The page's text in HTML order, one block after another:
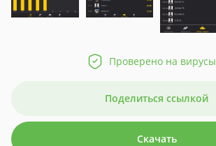
Проверено на вирусы
Поделиться ссылкой
Скачать